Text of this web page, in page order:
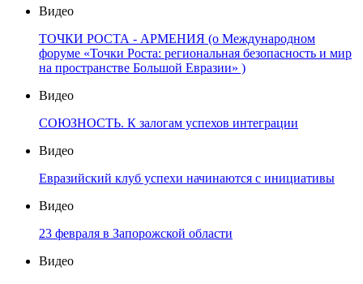
Видео
ТОЧКИ РОСТА - АРМЕНИЯ (о Международном
форуме «Точки Роста: региональная безопасность и мир
на пространстве Большой Евразии» )
Видео
СОЮЗНОСТЬ. К залогам успехов интеграции
Видео
Евразийский клуб успехи начинаются с инициативы
Видео
23 февраля в Запорожской области
Видео